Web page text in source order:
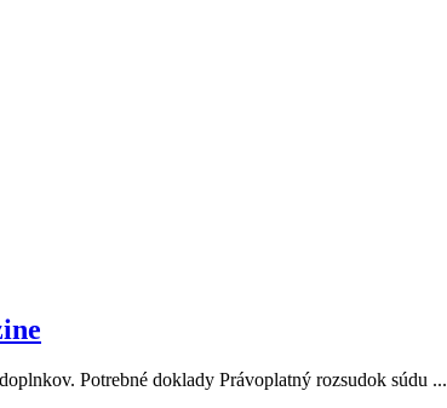
Potrebné doklady Právoplatný rozsudok súdu ...